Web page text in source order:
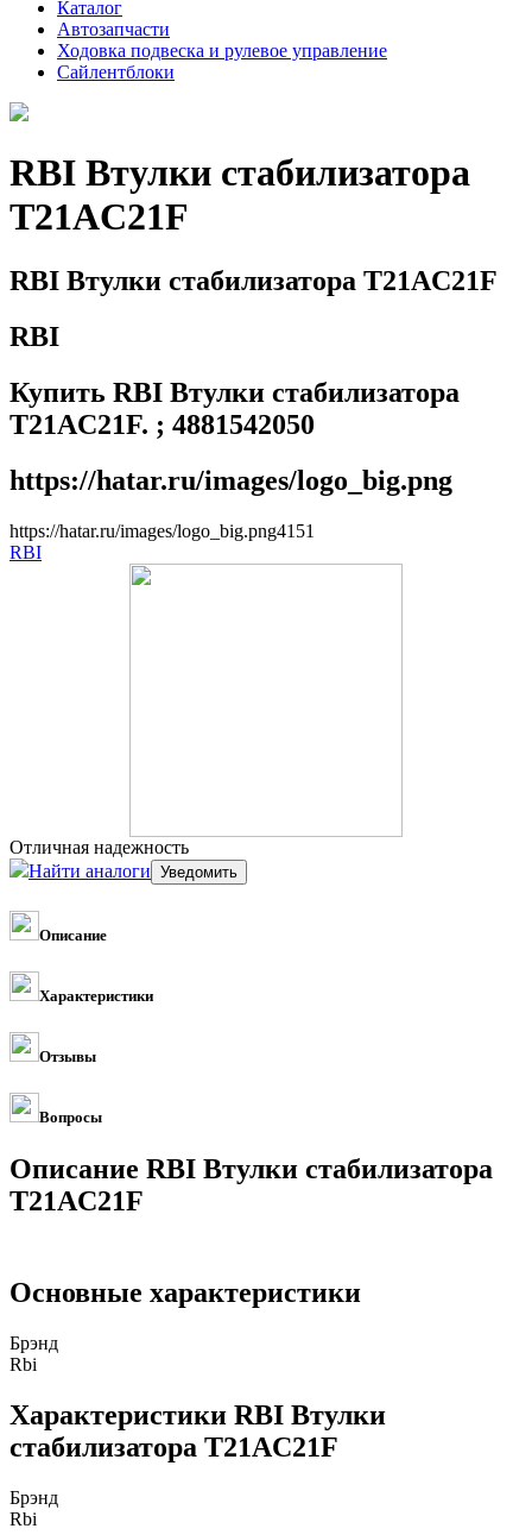
Каталог
Автозапчасти
Ходовка подвеска и рулевое управление
Сайлентблоки
RBI Втулки стабилизатора
T21AC21F
RBI Втулки стабилизатора T21AC21F
RBI
Купить RBI Втулки стабилизатора
T21AC21F. ; 4881542050
https://hatar.ru/images/logo_big.png
https://hatar.ru/images/logo_big.png41 51
RBI
Отличная надежность
Найти аналоги
Описание
Характеристики
Отзывы
Вопросы
Описание RBI Втулки стабилизатора
T21AC21F
Основные характеристики
Брэнд
Rbi
Характеристики RBI Втулки
стабилизатора T21AC21F
Брэнд
Rbi